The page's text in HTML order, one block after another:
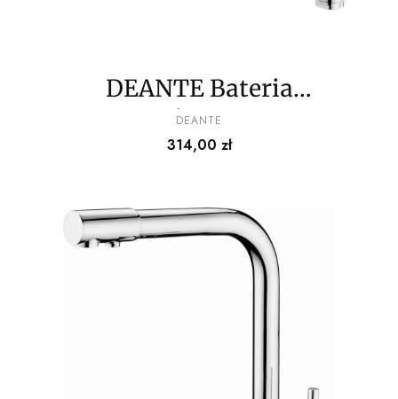
DEANTE Bateria
kuchenna ścienna - ECO-
głowica
PRODUCENT
DEANTE
Cena
314,00 zł